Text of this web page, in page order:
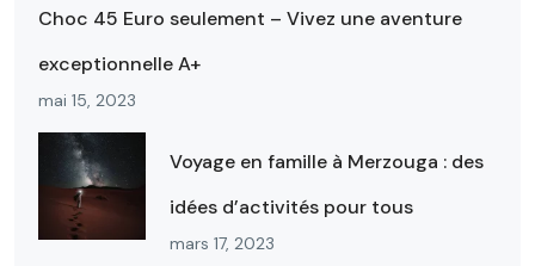
Choc 45 Euro seulement – Vivez une aventure
exceptionnelle A+
mai 15, 2023
Voyage en famille à Merzouga : des
idées d’activités pour tous
mars 17, 2023